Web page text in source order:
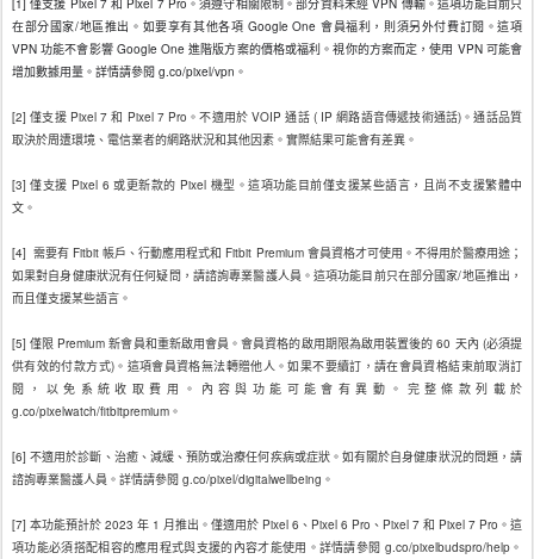
在部分國家/地區推出。如要享有其他各項 Google One 會員福利，則須另外付費訂閱。這項
VPN 功能不會影響 Google One 進階版方案的價格或福利。視你的方案而定，使用 VPN 可能會
增加數據用量。詳情請參閱 g.co/pixel/vpn。
[2] 僅支援 Pixel 7 和 Pixel 7 Pro。不適用於 VOIP 通話 ( IP 網路語音傳遞技術通話)。通話品質
取決於周遭環境、電信業者的網路狀況和其他因素。實際結果可能會有差異。
[3] 僅支援 Pixel 6 或更新款的 Pixel 機型。這項功能目前僅支援某些語言，且尚不支援繁體中
文。
[4]  需要有 Fitbit 帳戶、行動應用程式和 Fitbit Premium 會員資格才可使用。不得用於醫療用途；
如果對自身健康狀況有任何疑問，請諮詢專業醫護人員。這項功能目前只在部分國家/地區推出，
而且僅支援某些語言。
[5] 僅限 Premium 新會員和重新啟用會員。會員資格的啟用期限為啟用裝置後的 60 天內 (必須提
供有效的付款方式)。這項會員資格無法轉贈他人。如果不要續訂，請在會員資格結束前取消訂
閱，以免系統收取費用。內容與功能可能會有異動。完整條款列載於
g.co/pixelwatch/fitbitpremium。
[6] 不適用於診斷、治癒、減緩、預防或治療任何疾病或症狀。如有關於自身健康狀況的問題，請
諮詢專業醫護人員。詳情請參閱 g.co/pixel/digitalwellbeing。
[7] 本功能預計於 2023 年 1 月推出。僅適用於 Pixel 6、Pixel 6 Pro、Pixel 7 和 Pixel 7 Pro。這
項功能必須搭配相容的應用程式與支援的內容才能使用。詳情請參閱 g.co/pixelbudspro/help。